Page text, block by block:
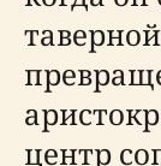
центр